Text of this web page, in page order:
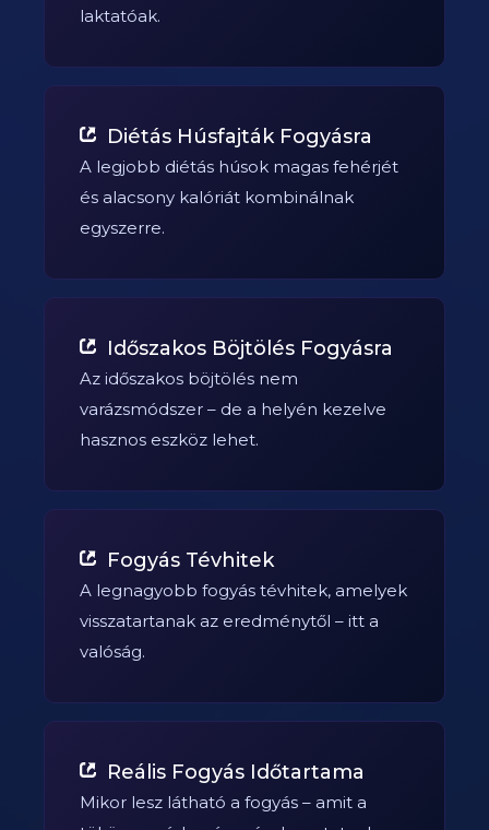
laktatóak.
Diétás Húsfajták Fogyásra
A legjobb diétás húsok magas fehérjét
és alacsony kalóriát kombinálnak
egyszerre.
Időszakos Böjtölés Fogyásra
Az időszakos böjtölés nem
varázsmódszer – de a helyén kezelve
hasznos eszköz lehet.
Fogyás Tévhitek
A legnagyobb fogyás tévhitek, amelyek
visszatartanak az eredménytől – itt a
valóság.
Reális Fogyás Időtartama
Mikor lesz látható a fogyás – amit a